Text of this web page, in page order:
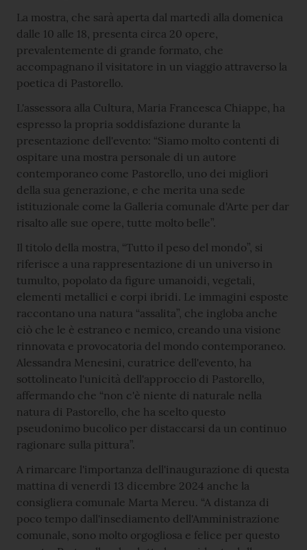
La mostra, che sarà aperta dal martedì alla domenica
dalle 10 alle 18, presenta circa 20 opere,
prevalentemente di grande formato, che
accompagnano il visitatore in un viaggio attraverso la
poetica di Pastorello.
L'assessora alla Cultura, Maria Francesca Chiappe, ha
espresso la propria soddisfazione durante la
presentazione dell'evento: “Siamo molto contenti di
ospitare una mostra personale di un autore
contemporaneo come Pastorello, uno dei migliori
della sua generazione, e che merita una sede
istituzionale come la Galleria comunale d'Arte per dar
risalto alle sue opere, tutte molto belle”.
Il titolo della mostra, “Tutto il peso del mondo”, si
riferisce a una rappresentazione di un universo in
tumulto, popolato da figure umanoidi, vegetali,
elementi metallici e corpi ibridi. Le immagini esposte
raccontano una natura “assalita”, che ingloba anche
ciò che le è estraneo e nemico, creando una visione
rinnovata e provocatoria del mondo contemporaneo.
Alessandra Menesini, curatrice dell'evento, ha
sottolineato l'unicità dell'approccio di Pastorello,
affermando che “non c'è niente di naturale nella
natura di Pastorello, che ha scelto questo
pseudonimo bucolico per distaccarsi da un continuo
ragionare sulla pittura”.
A rimarcare l'importanza dell'inaugurazione di questa
mattina di venerdì 13 dicembre 2024 anche la
consigliera comunale Marta Mereu. “A distanza di
poco tempo dall'insediamento dell'Amministrazione
comunale, sono molto orgogliosa e felice per questo